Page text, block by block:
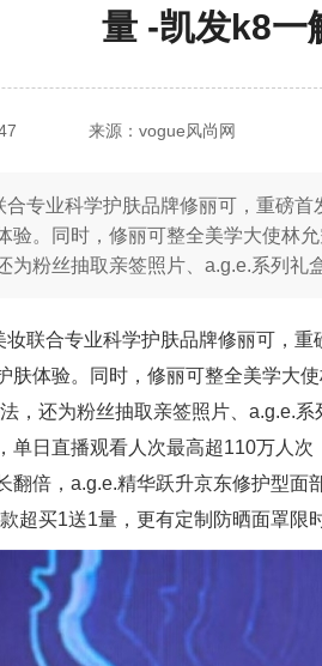
量 -凯发k8一
来源：vogue风尚网
专业科学护肤品牌修丽可，重磅
验。同时，修丽可整全美学大使林
为粉丝抽取亲签照片、a.g.e.系列礼
妆联合专业科学护肤品牌修丽可，
肤体验。同时，修丽可整全美学大
，还为粉丝抽取亲签照片、a.g.e.
单日直播观看人次最高超110万人
翻倍，a.g.e.精华跃升京东修护型面
超买1送1量，更有定制防晒面罩限